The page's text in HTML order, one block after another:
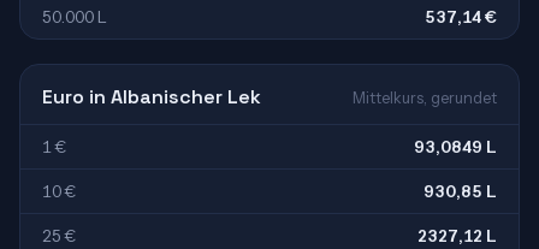
50.000 L 537,14 €
Euro in Albanischer Lek Mittelkurs, gerundet
1 € 93,0849 L
10 € 930,85 L
25 € 2327,12 L